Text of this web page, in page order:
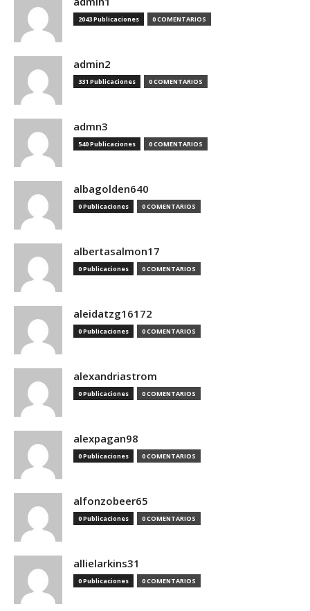
2043 Publicaciones 0 COMENTARIOS
admin2
331 Publicaciones 0 COMENTARIOS
admn3
540 Publicaciones 0 COMENTARIOS
albagolden640
0 Publicaciones 0 COMENTARIOS
albertasalmon17
0 Publicaciones 0 COMENTARIOS
aleidatzg16172
0 Publicaciones 0 COMENTARIOS
alexandriastrom
0 Publicaciones 0 COMENTARIOS
alexpagan98
0 Publicaciones 0 COMENTARIOS
alfonzobeer65
0 Publicaciones 0 COMENTARIOS
allielarkins31
0 Publicaciones 0 COMENTARIOS